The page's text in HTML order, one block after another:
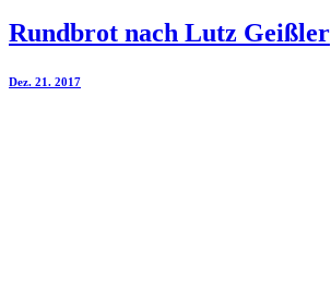
Rundbrot nach Lutz Geißler
Dez. 21. 2017